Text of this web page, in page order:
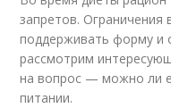
запретов. Ограничения
поддерживать форму и
рассмотрим
на вопрос — можно ли
питании.